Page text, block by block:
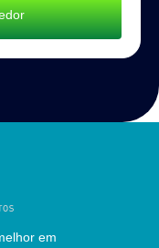
em